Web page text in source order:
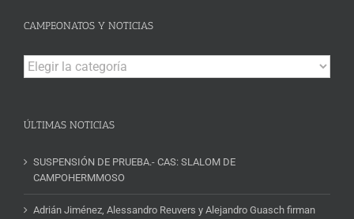
CAMPEONATOS Y NOTICIAS
Campeonatos
y
ÚLTIMAS NOTICIAS
SUSPENSIÓN DE PRUEBA.- CAS: SLALOM DE
CAMPOHERMMOSO
Adrián Jiménez, Alessandro Reuvers y Alejandro Guasch firman